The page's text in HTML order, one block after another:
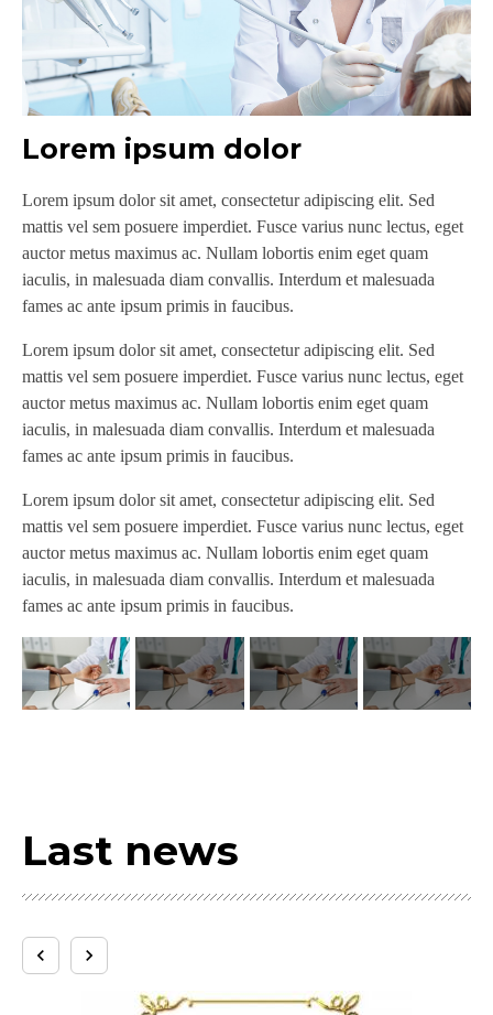
Lorem ipsum dolor
Lorem ipsum dolor sit amet, consectetur adipiscing elit. Sed
mattis vel sem posuere imperdiet. Fusce varius nunc lectus, eget
auctor metus maximus ac. Nullam lobortis enim eget quam
iaculis, in malesuada diam convallis. Interdum et malesuada
fames ac ante ipsum primis in faucibus.
Lorem ipsum dolor sit amet, consectetur adipiscing elit. Sed
mattis vel sem posuere imperdiet. Fusce varius nunc lectus, eget
auctor metus maximus ac. Nullam lobortis enim eget quam
iaculis, in malesuada diam convallis. Interdum et malesuada
fames ac ante ipsum primis in faucibus.
Lorem ipsum dolor sit amet, consectetur adipiscing elit. Sed
mattis vel sem posuere imperdiet. Fusce varius nunc lectus, eget
auctor metus maximus ac. Nullam lobortis enim eget quam
iaculis, in malesuada diam convallis. Interdum et malesuada
fames ac ante ipsum primis in faucibus.
Last news
keyboard_arrow_left keyboard_arrow_right